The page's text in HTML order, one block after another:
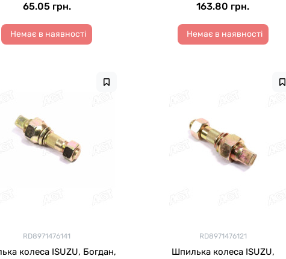
65.05 грн.
Немає в наявності
163.80 грн.
Немає в наявності
RD8971476141
колеса ISUZU, Богдан,
RD8971476121
Шпилька колеса ISUZU,